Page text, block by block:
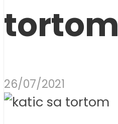
tortom
26/07/2021